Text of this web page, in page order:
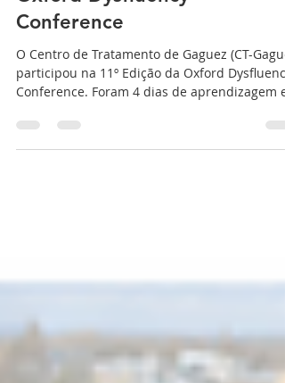
Participação do CT-Gaguez na
Conference
O Centro de Tratamento de Gaguez (CT-
participou na 11º Edição da Oxford Dysfluency